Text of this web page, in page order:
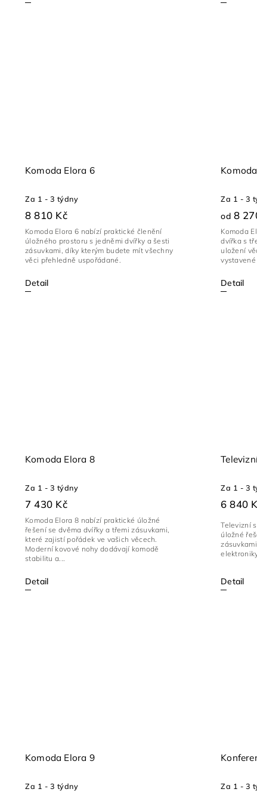
Komoda Elora 6
Za 1 - 3 týdny
8 810 Kč
Detail
Komoda Elora 6 nabízí praktické členění
úložného prostoru s jedněmi dvířky a šesti
zásuvkami, díky kterým budete mít všechny
věci přehledně uspořádané.
Za 1 - 3
od 8
Detail
Komoda
dvířka s
uložení
Komoda Elora 8
Za 1 - 3 týdny
7 430 Kč
Detail
Komoda Elora 8 nabízí praktické úložné
řešení se dvěma dvířky a třemi zásuvkami,
které zajistí pořádek ve vašich věcech.
Moderní kovové nohy dodávají komodě
stabilitu a...
Za 1 - 3
6 840
Detail
Televizní
úložné
Komoda Elora 9
Za 1 - 3 týdny Za 1 - 3